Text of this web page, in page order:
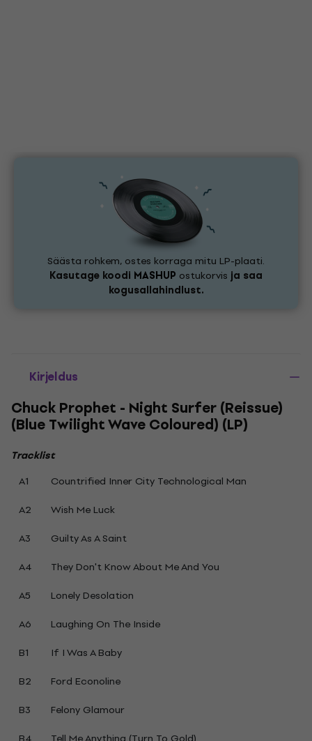
Säästa rohkem, ostes korraga mitu LP-plaati.
Kasutage koodi MASHUP ostukorvis ja saa
kogusallahindlust.
Kirjeldus
Chuck Prophet - Night Surfer (Reissue)
(Blue Twilight Wave Coloured) (LP)
Tracklist
A1
Countrified Inner City Technological Man
A2
Wish Me Luck
A3
Guilty As A Saint
A4
They Don't Know About Me And You
A5
Lonely Desolation
A6
Laughing On The Inside
B1
If I Was A Baby
B2
Ford Econoline
B3
Felony Glamour